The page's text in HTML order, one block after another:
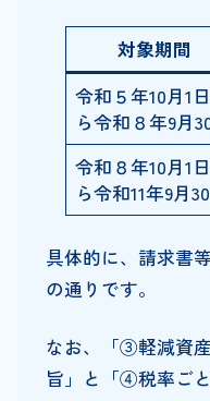
対象期間
令和５年10月1
ら令和８年9月
令和８年10月1
ら令和11年9月
具体的に、請求書
の通りです。
なお、「③軽減資
旨」と「④税率ご